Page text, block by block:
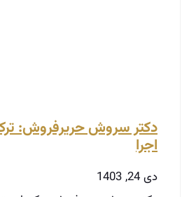
دکتر سروش حریرفروش:
اجرا
دی 24, 1403